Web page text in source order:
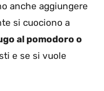
anche aggiungere
si cuociono a
al pomodoro o
e se si vuole